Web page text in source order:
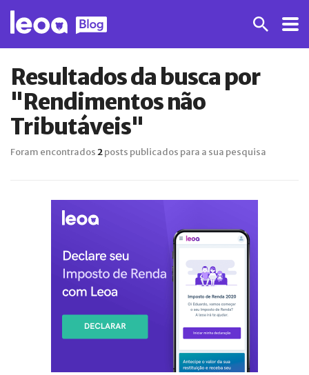
Resultados da busca por
"Rendimentos não
Tributáveis"
Foram encontrados2posts publicados para a sua pesquisa